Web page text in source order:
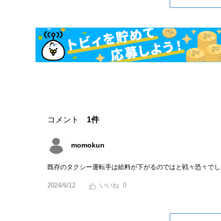
コメント 1件
momokun
既存のタクシー運転手は給料が下がるのではと戦々恐々で
2024/6/12 0